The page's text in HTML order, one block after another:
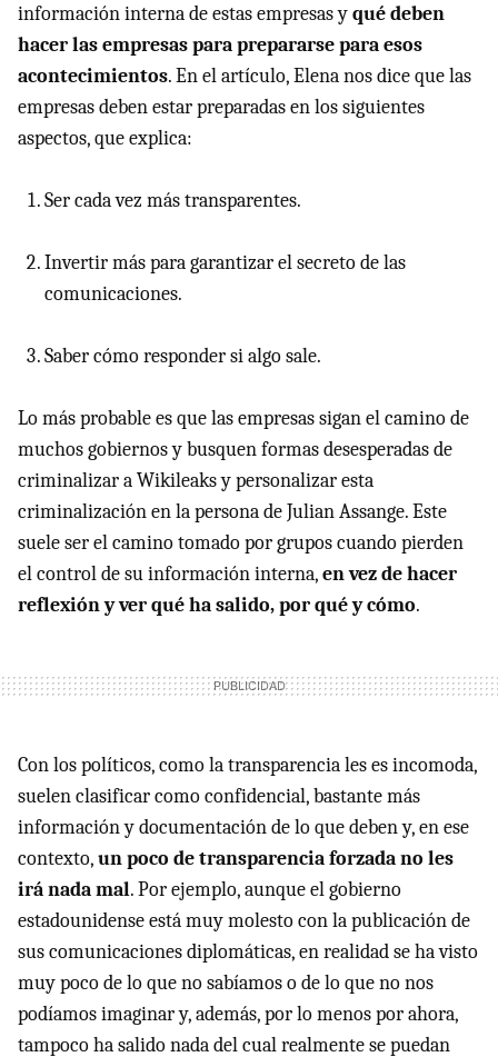
información interna de estas empresas yqué deben
hacer las empresas para prepararse para esos
acontecimientos. En el artículo, Elena nos dice que las
empresas deben estar preparadas en los siguientes
aspectos, que explica:
Ser cada vez más transparentes.
Invertir más para garantizar el secreto de las
comunicaciones.
Saber cómo responder si algo sale.
Lo más probable es que las empresas sigan el camino de
muchos gobiernos y busquen formas desesperadas de
criminalizar a Wikileaks y personalizar esta
criminalización en la persona de Julian Assange. Este
suele ser el camino tomado por grupos cuando pierden
el control de su información interna,en vez de hacer
reflexión y ver qué ha salido, por qué y cómo.
Con los políticos, como la transparencia les es incomoda,
suelen clasificar como confidencial, bastante más
información y documentación de lo que deben y, en ese
contexto,un poco de transparencia forzada no les
irá nada mal. Por ejemplo, aunque el gobierno
estadounidense está muy molesto con la publicación de
sus comunicaciones diplomáticas, en realidad se ha visto
muy poco de lo que no sabíamos o de lo que no nos
podíamos imaginar y, además, por lo menos por ahora,
tampoco ha salido nada del cual realmente se puedan